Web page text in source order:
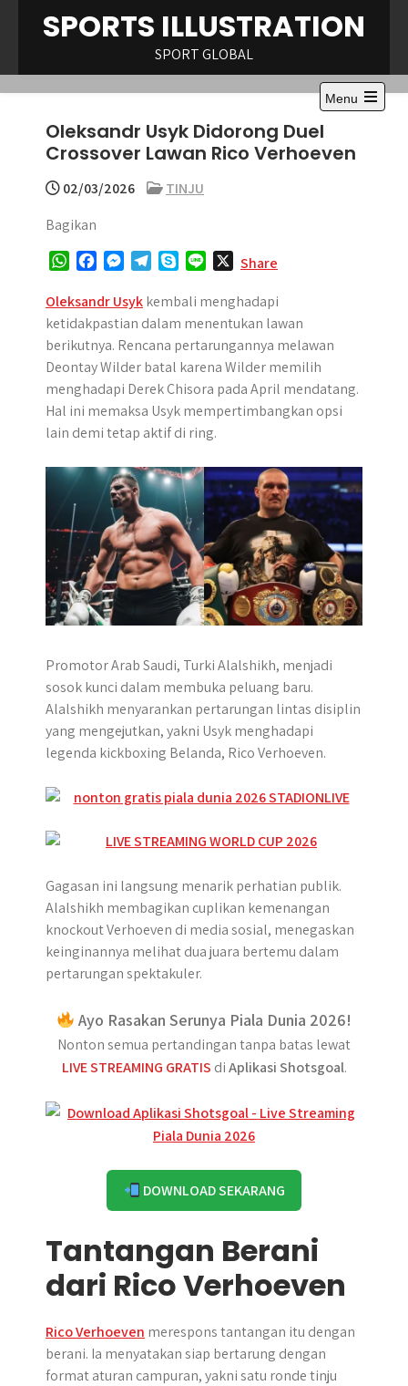
SPORTS ILLUSTRATION
SPORT GLOBAL
Menu
Open
menu
Oleksandr Usyk Didorong Duel
Crossover Lawan Rico Verhoeven
02/03/2026
TINJU
Bagikan
W
a
t
s
A
p
c
e
b
o
o
s
s
e
n
g
r
l
e
g
r
a
y
p
e
n
e
Share
Oleksandr Usykkembali menghadapi
ketidakpastian dalam menentukan lawan
berikutnya. Rencana pertarungannya melawan
Deontay Wilder batal karena Wilder memilih
menghadapi Derek Chisora pada April mendatang.
Hal ini memaksa Usyk mempertimbangkan opsi
lain demi tetap aktif di ring.
Promotor Arab Saudi, Turki Alalshikh, menjadi
sosok kunci dalam membuka peluang baru.
Alalshikh menyarankan pertarungan lintas disiplin
yang mengejutkan, yakni Usyk menghadapi
legenda kickboxing Belanda, Rico Verhoeven.
Gagasan ini langsung menarik perhatian publik.
Alalshikh membagikan cuplikan kemenangan
knockout Verhoeven di media sosial, menegaskan
keinginannya melihat dua juara bertemu dalam
pertarungan spektakuler.
Ayo Rasakan Serunya Piala Dunia 2026!
Nonton semua pertandingan tanpa batas lewat
LIVE STREAMING GRATIS diAplikasi Shotsgoal.
DOWNLOAD SEKARANG
Tantangan Berani
dari Rico Verhoeven
Rico Verhoeven merespons tantangan itu dengan
berani. Ia menyatakan siap bertarung dengan
format aturan campuran, yakni satu ronde tinju